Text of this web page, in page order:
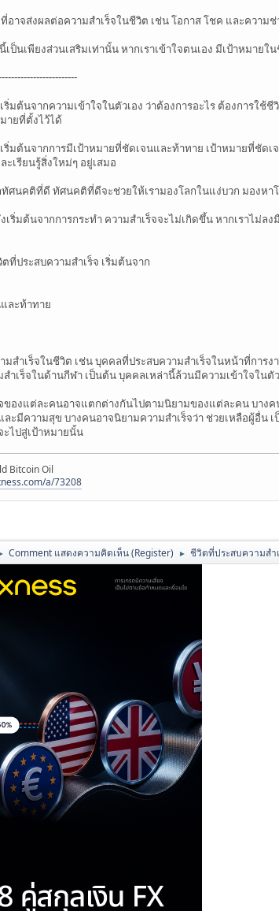
อาจส่งผลต่อความสำเร็จในชีวิต เช่น โอกาส โชค และความ
เป็นเพียงส่วนเสริมเท่านั้น หากเราเข้าใจตนเอง มีเป้าหมา
ริ่มต้นจากความเข้าใจในตัวเอง ว่าต้องการอะไร ต้องการใช้
ายที่ตั้งไว้ได้
ริ่มต้นจากการมีเป้าหมายที่ชัดเจนและท้าทาย เป้าหมายที่ชัด
เรียนรู้สิ่งใหม่ๆ อยู่เสมอ
ทัศนคติที่ดี ทัศนคติที่ดีจะช่วยให้เรามองโลกในแง่บวก มองห
เริ่มต้นจากการกระทำ ความสำเร็จจะไม่เกิดขึ้น หากเราไม่
ที่ประสบความสำเร็จ เริ่มต้นจาก
ละท้าทาย
มสำเร็จในชีวิต เช่น บุคคลที่ประสบความสำเร็จในหน้าที่กา
ำเร็จในด้านกีฬา เป็นต้น บุคคลเหล่านี้ล้วนมีความเข้าใจใ
ของแต่ละคนอาจแตกต่างกันไปตามนิยามของแต่ละคน บา
ละมีความสุข บางคนอาจนิยามความสำเร็จว่า ช่วยเหลือผู้อื่น
ะไปสู่เป้าหมายนั้น
Bitcoin Oil
a/73208
Comment แสดงความคิดเห็น (Register) ► ชีวิตที่ประสบความสำ